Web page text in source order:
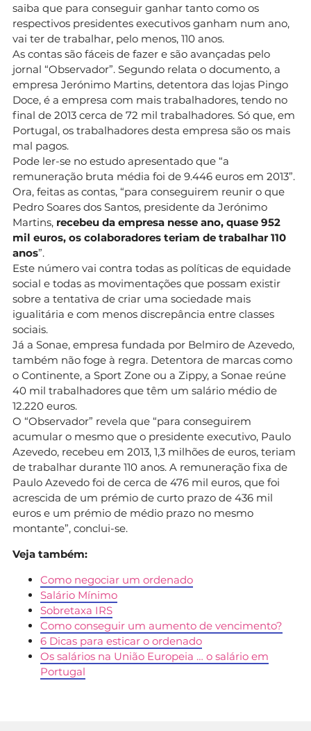
saiba que para conseguir ganhar tanto como os
respectivos presidentes executivos ganham num ano,
vai ter de trabalhar, pelo menos, 110 anos.
As contas são fáceis de fazer e são avançadas pelo
jornal “Observador”. Segundo relata o documento, a
empresa Jerónimo Martins, detentora das lojas Pingo
Doce, é a empresa com mais trabalhadores, tendo no
final de 2013 cerca de 72 mil trabalhadores. Só que, em
Portugal, os trabalhadores desta empresa são os mais
mal pagos.
Pode ler-se no estudo apresentado que “a
remuneração bruta média foi de 9.446 euros em 2013”.
Ora, feitas as contas, “para conseguirem reunir o que
Pedro Soares dos Santos, presidente da Jerónimo
Martins, recebeu da empresa nesse ano, quase 952
mil euros, os colaboradores teriam de trabalhar 110
anos”.
Este número vai contra todas as políticas de equidade
social e todas as movimentações que possam existir
sobre a tentativa de criar uma sociedade mais
igualitária e com menos discrepância entre classes
sociais.
Já a Sonae, empresa fundada por Belmiro de Azevedo,
também não foge à regra. Detentora de marcas como
o Continente, a Sport Zone ou a Zippy, a Sonae reúne
40 mil trabalhadores que têm um salário médio de
12.220 euros.
O “Observador” revela que “para conseguirem
acumular o mesmo que o presidente executivo, Paulo
Azevedo, recebeu em 2013, 1,3 milhões de euros, teriam
de trabalhar durante 110 anos. A remuneração fixa de
Paulo Azevedo foi de cerca de 476 mil euros, que foi
acrescida de um prémio de curto prazo de 436 mil
euros e um prémio de médio prazo no mesmo
montante”, conclui-se.
Veja também:
Como negociar um ordenado
Salário Mínimo
Sobretaxa IRS
Como conseguir um aumento de vencimento?
6 Dicas para esticar o ordenado
Os salários na União Europeia … o salário em
Portugal